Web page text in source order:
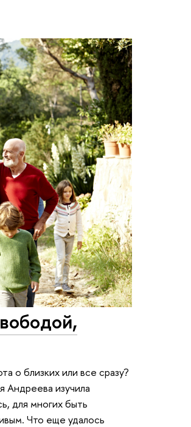
о близких или все сразу?
изучила
для многих быть
Что еще удалось